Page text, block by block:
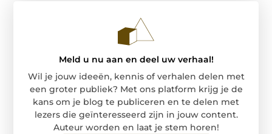
Meld u nu aan en deel uw verhaal!
Wil je jouw ideeën, kennis of verhalen delen met
een groter publiek? Met ons platform krijg je de
kans om je blog te publiceren en te delen met
lezers die geïnteresseerd zijn in jouw content.
Auteur worden en laat je stem horen!